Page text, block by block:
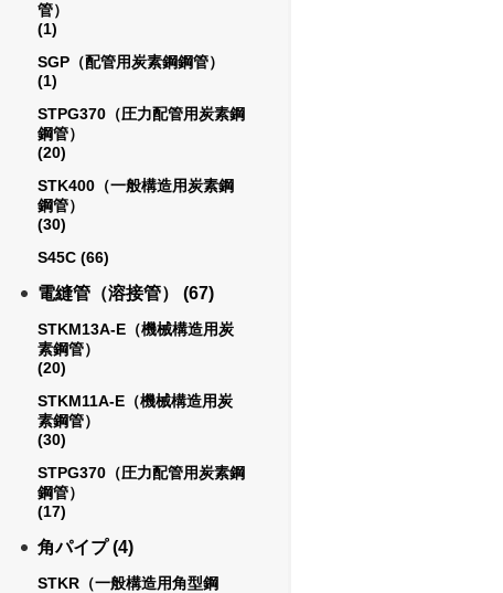
管）
(1)
SGP（配管用炭素鋼鋼管）
(1)
STPG370（圧力配管用炭素鋼
鋼管）
(20)
STK400（一般構造用炭素鋼
鋼管）
(30)
S45C (66)
電縫管（溶接管） (67)
STKM13A-E（機械構造用炭
素鋼管）
(20)
STKM11A-E（機械構造用炭
素鋼管）
(30)
STPG370（圧力配管用炭素鋼
鋼管）
(17)
角パイプ (4)
STKR（一般構造用角型鋼